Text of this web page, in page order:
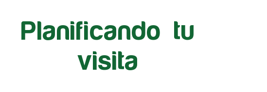
Planificando tu
visita